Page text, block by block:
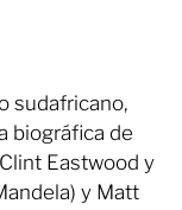
sudafricano,
biográfica de
Eastwood y
y Matt